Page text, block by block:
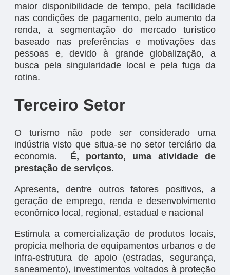
maior disponibilidade de tempo, pela facilidade
nas condições de pagamento, pelo aumento da
renda, a segmentação do mercado turístico
baseado nas preferências e motivações das
pessoas e, devido à grande globalização, a
busca pela singularidade local e pela fuga da
rotina.
Terceiro Setor
O turismo não pode ser considerado uma
indústria visto que situa-se no setor terciário da
economia. É, portanto, uma atividade de
prestação de serviços.
Apresenta, dentre outros fatores positivos, a
geração de emprego, renda e desenvolvimento
econômico local, regional, estadual e nacional
Estimula a comercialização de produtos locais,
propicia melhoria de equipamentos urbanos e de
infra-estrutura de apoio (estradas, segurança,
saneamento), investimentos voltados à proteção